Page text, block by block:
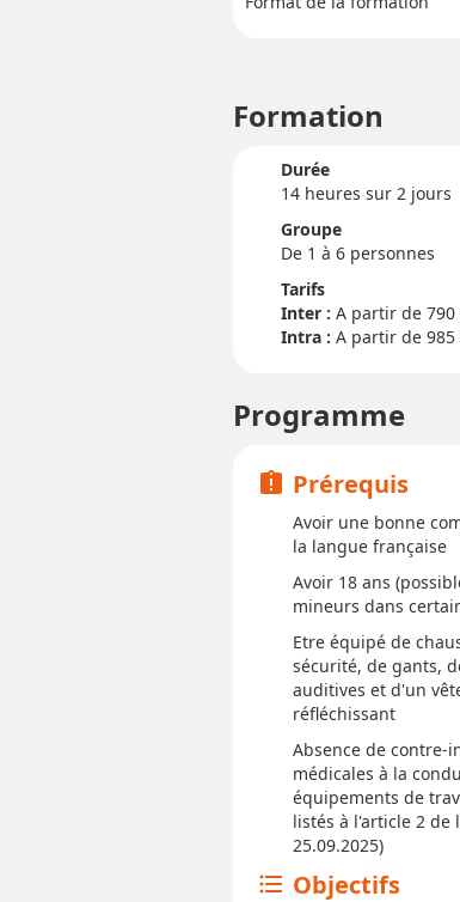
Formation
Durée
14 heures sur 2 jours
Groupe
De 1 à 6 personnes
Tarifs
Inter :
790
Intra : A partir de 985
Programme
assignment_late Prérequis
Avoir une bonne
la langue française
Avoir 18 ans
mineurs dans
Etre équipé de
sécurité, de gants,
auditives et d'un
réfléchissant
Absence de contre-
médicales à la
équipements de
listés à l'article 2 de
25.09.2025)
format_list_bulleted Objectifs